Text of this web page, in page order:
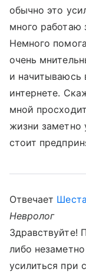
обычно это
много работаю
Немного
очень
и начитываюсь
интернете.
мной
жизни заметно
стоит
Отвечает
Невролог
Здравствуйте!
либо
усилиться при